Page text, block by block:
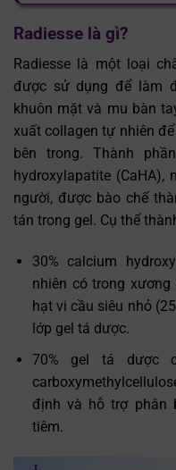
Radiesse là gì?
Radiesse là một loại
được sử dụng để làm
khuôn mặt và mu bàn
xuất collagen tự nhiên
bên trong. Thành
hydroxylapatite
người, được bào chế
tán trong gel. Cụ thể
30% calcium
nhiên có trong
hạt vi cầu siêu nhỏ
lớp gel tá dược.
70% gel tá dược
định và hỗ trợ phân
tiêm.